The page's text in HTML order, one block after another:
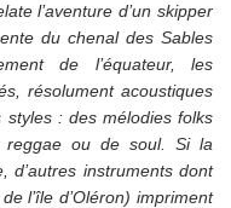
l’aventure d’un skipper
du chenal des Sables
de l’équateur, les
résolument acoustiques
: des mélodies folks
reggae ou de soul. Si la
d’autres instruments dont
l’île d’Oléron) impriment